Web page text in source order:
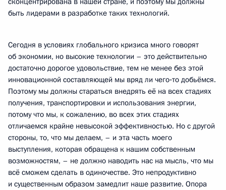
быть лидерами в разработке таких технологий.
Сегодня в условиях глобального кризиса много говорят
об экономии, но высокие технологии – это действительно
достаточно дорогое удовольствие, тем не менее без этой
инновационной составляющей мы вряд ли чего‑то добьёмся.
Поэтому мы должны стараться внедрять её на всех стадиях
получения, транспортировки и использования энергии,
потому что мы, к сожалению, во всех этих стадиях
отличаемся крайне невысокой эффективностью. Но с другой
стороны, то, что мы делаем, – и эта часть моего
выступления, которая обращена к нашим собственным
возможностям, – не должно наводить нас на мысль, что мы
всё сможем сделать в одиночестве. Это непродуктивно
и существенным образом замедлит наше развитие. Опора